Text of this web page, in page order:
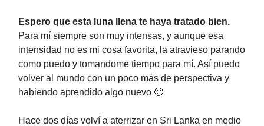
Espero que esta luna llena te haya tratado bien.
Para mí siempre son muy intensas, y aunque esa
intensidad no es mi cosa favorita, la atravieso parando
como puedo y tomandome tiempo para mí. Así puedo
volver al mundo con un poco más de perspectiva y
habiendo aprendido algo nuevo 🙂
Hace dos días volví a aterrizar en Sri Lanka en medio